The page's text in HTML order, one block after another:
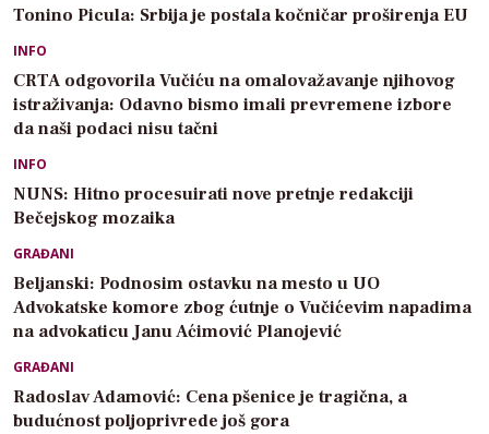
Tonino Picula: Srbija je postala kočničar proširenja EU
INFO
CRTA odgovorila Vučiću na omalovažavanje njihovog
istraživanja: Odavno bismo imali prevremene izbore
da naši podaci nisu tačni
INFO
NUNS: Hitno procesuirati nove pretnje redakciji
Bečejskog mozaika
GRAĐANI
Beljanski: Podnosim ostavku na mesto u UO
Advokatske komore zbog ćutnje o Vučićevim napadima
na advokaticu Janu Aćimović Planojević
GRAĐANI
Radoslav Adamović: Cena pšenice je tragična, a
budućnost poljoprivrede još gora